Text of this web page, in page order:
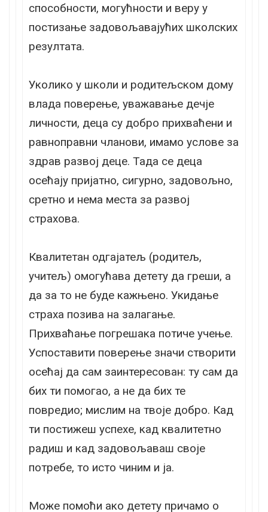
способности, могућности и веру у
постизање задовољавајућих школских
резултата.
Уколико у школи и родитељском дому
влада поверење, уважавање дечје
личности, деца су добро прихваћени и
равноправни чланови, имамо услове за
здрав развој деце. Тада се деца
осећају пријатно, сигурно, задовољно,
сретно и нема места за развој
страхова.
Квалитетан одгајатељ (родитељ,
учитељ) омогућава детету да греши, а
да за то не буде кажњено. Укидање
страха позива на залагање.
Прихваћање погрешака потиче учење.
Успоставити поверење значи створити
осећај да сам заинтересован: ту сам да
бих ти помогао, а не да бих те
повредио; мислим на твоје добро. Кад
ти постижеш успехе, кад квалитетно
радиш и кад задовољаваш своје
потребе, то исто чиним и ја.
Може помоћи ако детету причамо о